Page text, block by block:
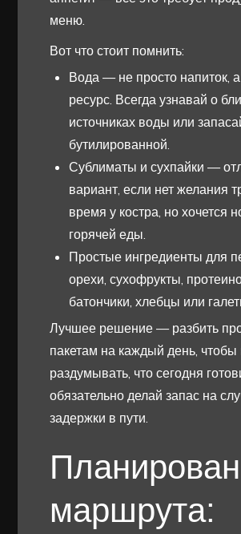
меню.
Вот что стоит помнить:
Вода — не просто напиток,
ресурс. Всегда узнавай о
источниках воды или
бутилированной.
Сублиматы и сухпайки —
вариант, если нет желания
время у костра, но хочется
горячей еды.
Простые ингредиенты для
орехи, сухофрукты,
батончики, хлебцы или
Лучшее решение — разбить
пакетам на каждый день, чтобы
раздумывать, что сегодня
обязательно делай запас на
задержки в пути.
маршрута: